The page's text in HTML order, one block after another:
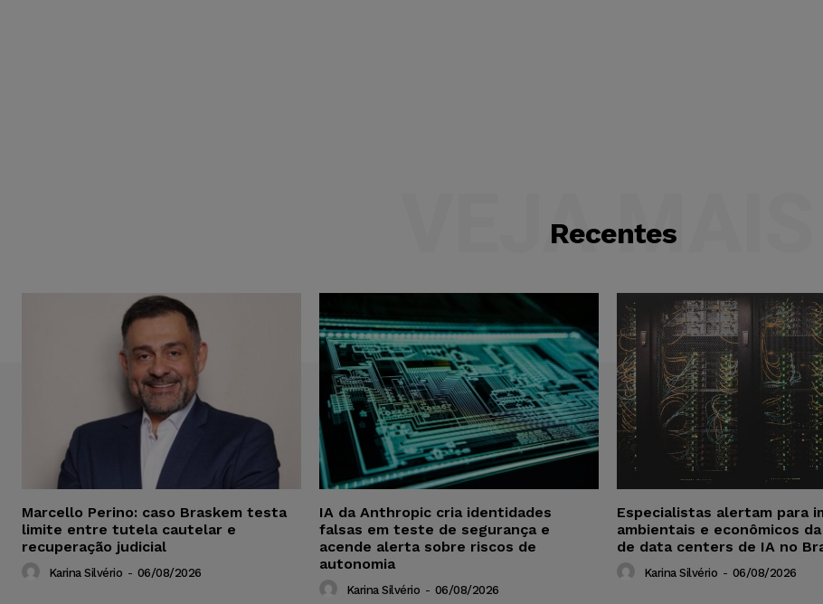
Recentes
VEJA MAIS
Marcello Perino: caso Braskem testa
limite entre tutela cautelar e
recuperação judicial
Karina Silvério - 06/08/2026
IA da Anthropic cria identidades
falsas em teste de segurança e
acende alerta sobre riscos de
autonomia
Karina Silvério - 06/08/2026
Especialistas alertam para
ambientais e econômicos
de data centers de IA no
Karina Silvério - 06/08/2026